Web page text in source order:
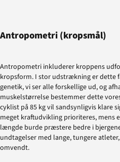
Antropometri (kropsmål)
Antropometri inkluderer kroppens
kropsform. I stor udstrækning er dette
genetik, vi ser alle forskellige ud, og
muskelstørrelse bestemmer dette
cyklist på 85 kg vil sandsynligvis klare
meget kraftudvikling prioriteres, mens
længde burde præstere bedre i
undtagelser med lange, tungere
omvendt.